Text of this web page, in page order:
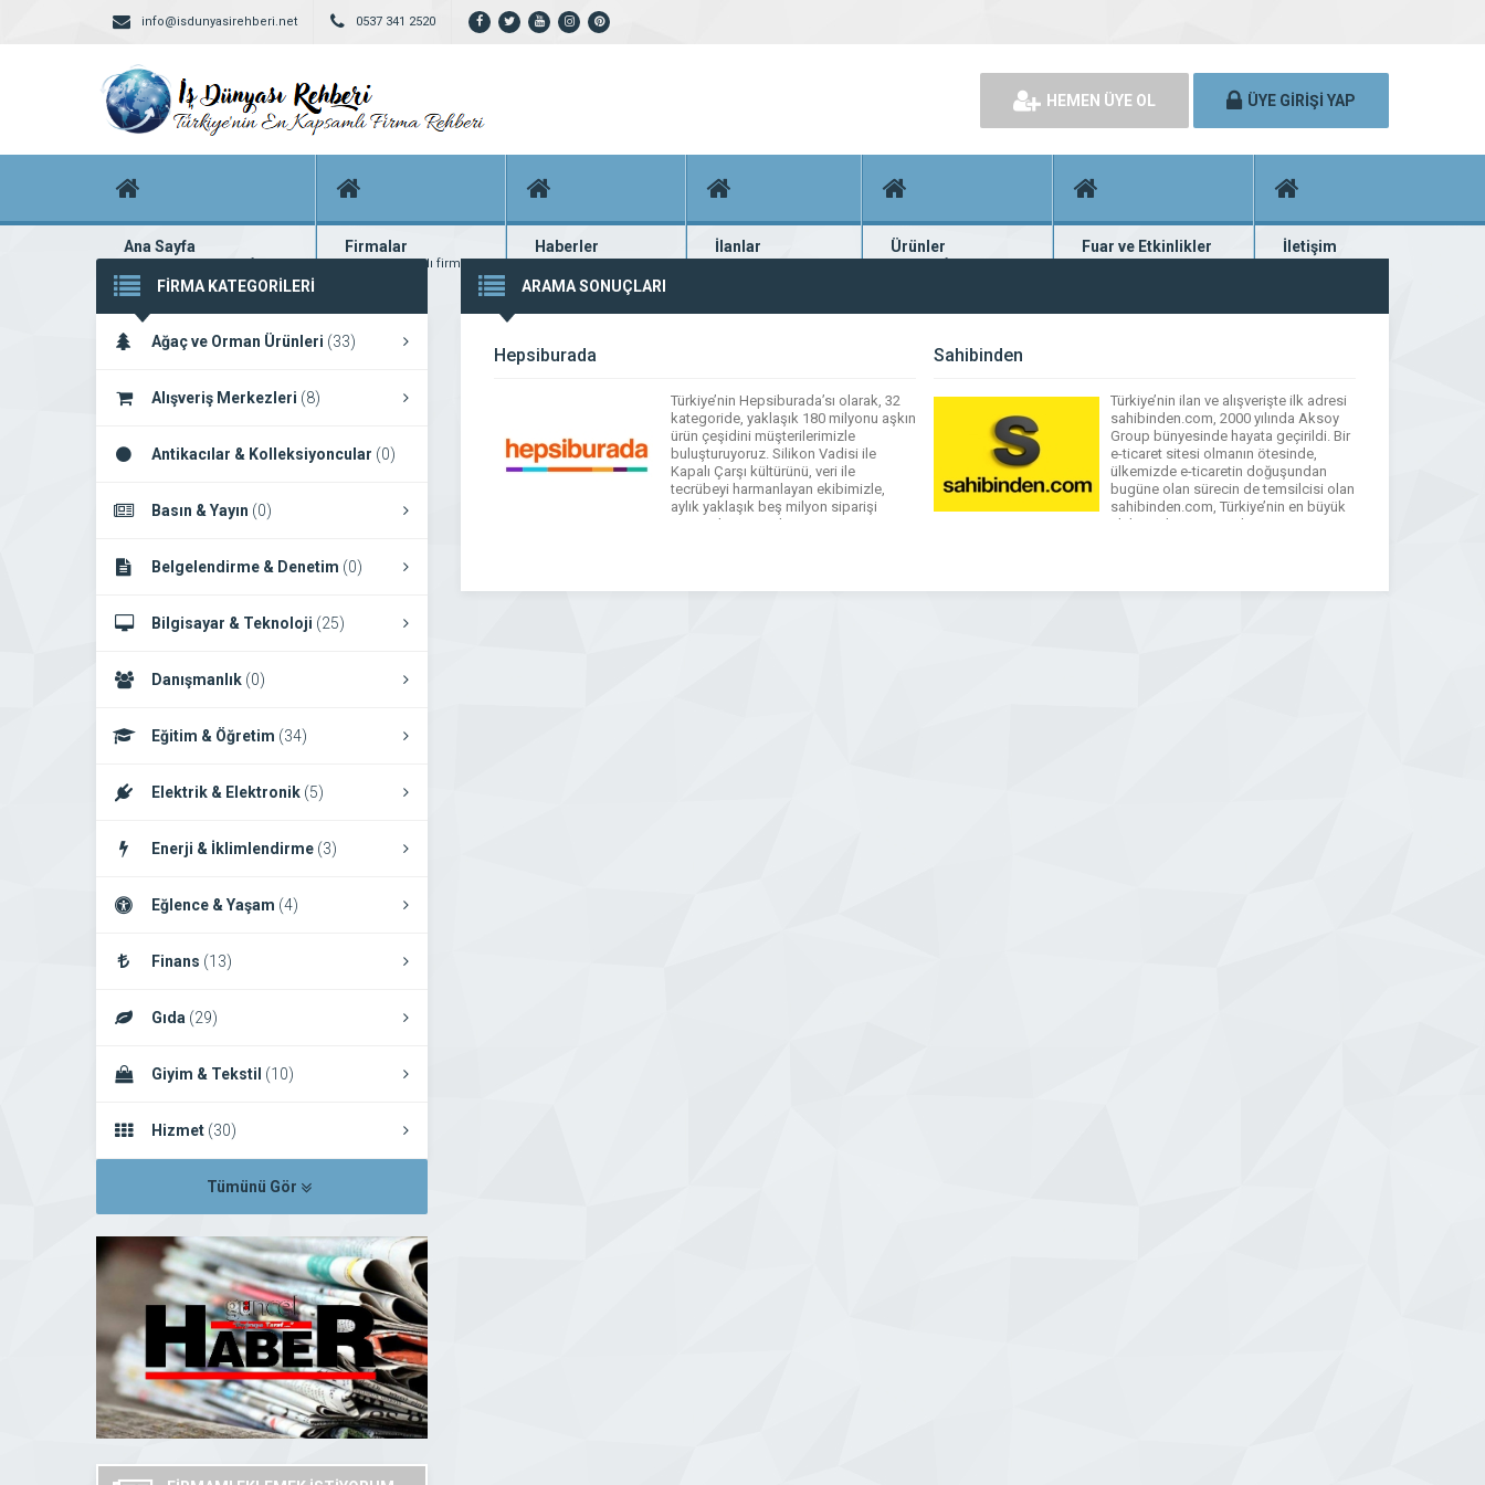
info@isdunyasirehberi.net 0537 341 2520
HEMEN ÜYE OL ÜYE GİRİŞİ YAP
Ana Sayfa
Firma rehberi ana sayfanız
Firmalar
Yüzlerce kayıtlı firma
Haberler
En güncel haberler
İlanlar
Güncel seri ilanlar
Ürünler
Binlerce firma ürünü
Fuar ve Etkinlikler
Fuar ve etkinlik planları
İletişim
Bize ulaşın
FİRMA KATEGORİLERİ
Ağaç ve Orman Ürünleri (33)
Alışveriş Merkezleri (8)
Antikacılar & Kolleksiyoncular (0)
Basın & Yayın (0)
Belgelendirme & Denetim (0)
Bilgisayar & Teknoloji (25)
Danışmanlık (0)
Eğitim & Öğretim (34)
Elektrik & Elektronik (5)
Enerji & İklimlendirme (3)
Eğlence & Yaşam (4)
Finans (13)
Gıda (29)
Giyim & Tekstil (10)
Hizmet (30)
Tümünü Gör
ARAMA SONUÇLARI
Hepsiburada
Türkiye’nin Hepsiburada’sı olarak, 32
kategoride, yaklaşık 180 milyonu aşkın
ürün çeşidini müşterilerimizle
buluşturuyoruz. Silikon Vadisi ile
Kapalı Çarşı kültürünü, veri ile
tecrübeyi harmanlayan ekibimizle,
aylık yaklaşık beş milyon siparişi
müşterilerimize ulaştırıyoruz.
EmailShare
Sahibinden
Türkiye’nin ilan ve alışverişte ilk adresi
sahibinden.com, 2000 yılında Aksoy
Group bünyesinde hayata geçirildi. Bir
e-ticaret sitesi olmanın ötesinde,
ülkemizde e-ticaretin doğuşundan
bugüne olan sürecin de temsilcisi olan
sahibinden.com, Türkiye’nin en büyük
elektronik ticaret ve ilan
WhatsApp
Facebook
Messenger
X Bluesky
TumblrPinterest